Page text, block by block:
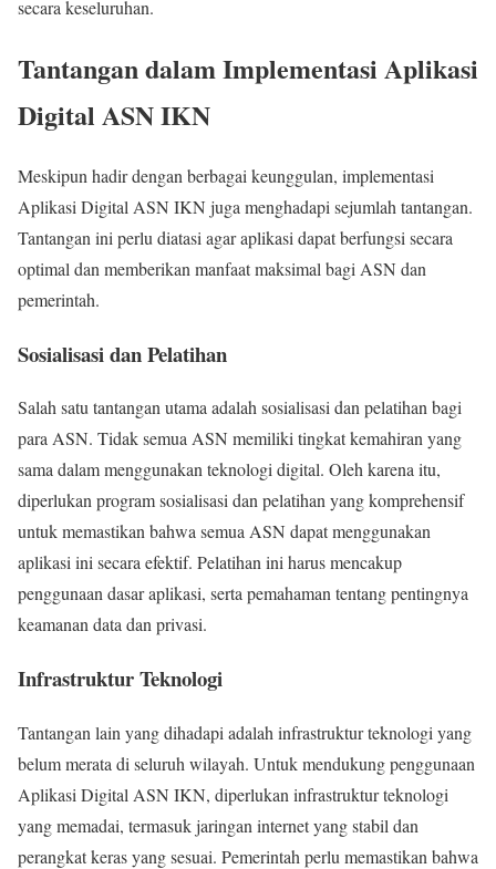
secara keseluruhan.
Tantangan dalam Implementasi Aplikasi
Digital ASN IKN
Meskipun hadir dengan berbagai keunggulan, implementasi
Aplikasi Digital ASN IKN juga menghadapi sejumlah tantangan.
Tantangan ini perlu diatasi agar aplikasi dapat berfungsi secara
optimal dan memberikan manfaat maksimal bagi ASN dan
pemerintah.
Sosialisasi dan Pelatihan
Salah satu tantangan utama adalah sosialisasi dan pelatihan bagi
para ASN. Tidak semua ASN memiliki tingkat kemahiran yang
sama dalam menggunakan teknologi digital. Oleh karena itu,
diperlukan program sosialisasi dan pelatihan yang komprehensif
untuk memastikan bahwa semua ASN dapat menggunakan
aplikasi ini secara efektif. Pelatihan ini harus mencakup
penggunaan dasar aplikasi, serta pemahaman tentang pentingnya
keamanan data dan privasi.
Infrastruktur Teknologi
Tantangan lain yang dihadapi adalah infrastruktur teknologi yang
belum merata di seluruh wilayah. Untuk mendukung penggunaan
Aplikasi Digital ASN IKN, diperlukan infrastruktur teknologi
yang memadai, termasuk jaringan internet yang stabil dan
perangkat keras yang sesuai. Pemerintah perlu memastikan bahwa